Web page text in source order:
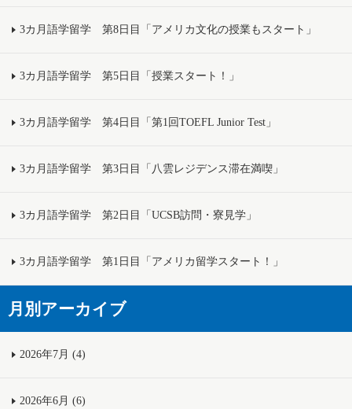
3カ月語学留学 第8日目「アメリカ文化の授業もスタート」
3カ月語学留学 第5日目「授業スタート！」
3カ月語学留学 第4日目「第1回TOEFL Junior Test」
3カ月語学留学 第3日目「八雲レジデンス滞在満喫」
3カ月語学留学 第2日目「UCSB訪問・寮見学」
3カ月語学留学 第1日目「アメリカ留学スタート！」
月別アーカイブ
2026年7月 (4)
2026年6月 (6)